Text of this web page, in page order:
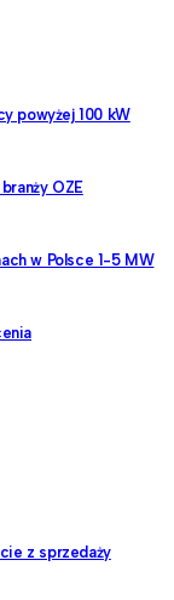
powyżej 100 kW
OZE
w Polsce 1-5 MW
z sprzedaży